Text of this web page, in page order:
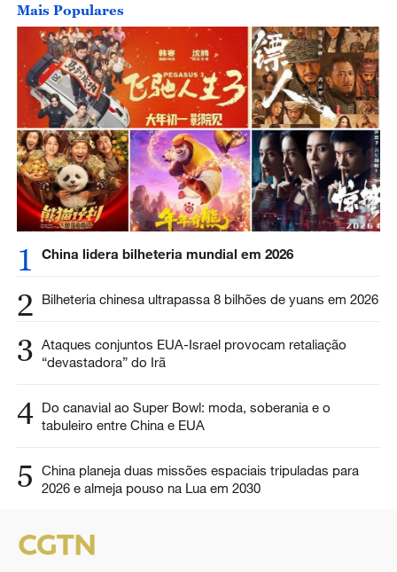
Mais Populares
1 China lidera bilheteria mundial em 2026
2 Bilheteria chinesa ultrapassa 8 bilhões de yuans em 2026
3 Ataques conjuntos EUA-Israel provocam retaliação
“devastadora” do Irã
4 Do canavial ao Super Bowl: moda, soberania e o
tabuleiro entre China e EUA
5
China planeja duas missões espaciais tripuladas para
2026 e almeja pouso na Lua em 2030